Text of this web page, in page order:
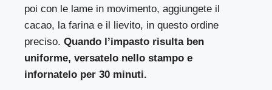
poi con le lame in movimento, aggiungete il
cacao, la farina e il lievito, in questo ordine
preciso. Quando l’impasto risulta ben
uniforme, versatelo nello stampo e
infornatelo per 30 minuti.